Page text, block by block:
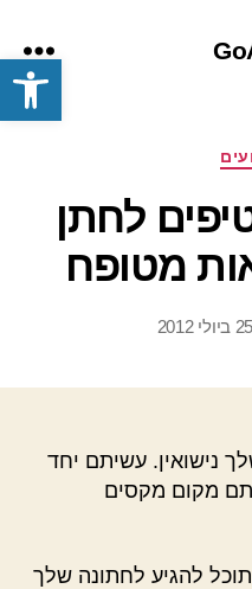
פתח סרגל נגישות
תפריט
לחתן
מטופח
25 ביולי 2012
נישואין. עשיתם יחד
מקום מקסים
להגיע לחתונה שלך